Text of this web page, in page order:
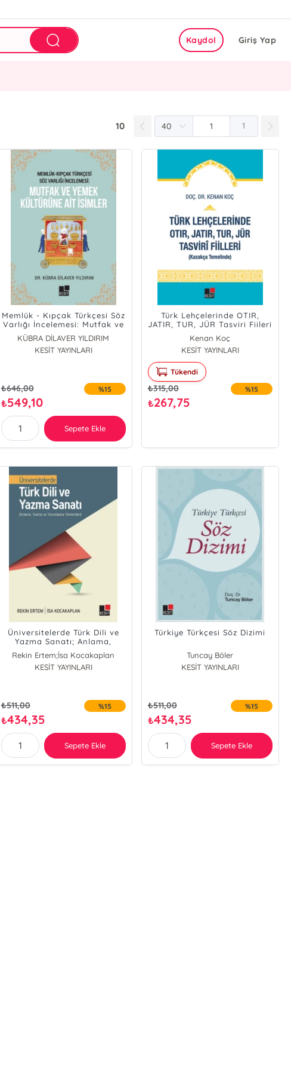
Giriş Yap
Kaydol
10 1
Memlük - Kıpçak Türkçesi Söz
Varlığı İncelemesi: Mutfak ve
Yemek Kültürüne Ait İsimler
KÜBRA DİLAVER YILDIRIM
KESİT YAYINLARI
₺646,00
₺549,10
%15
Sepete Ekle
Türk Lehçelerinde OTIR,
JATIR, TUR, JÜR Tasviri Fiileri
Kenan Koç
KESİT YAYINLARI
Tükendi
₺315,00
₺267,75
%15
Üniversitelerde Türk Dili ve
Yazma Sanatı; Anlama,
Yazma ve Yorumlama
Yöntemleri
Rekin Ertem;İsa Kocakaplan
KESİT YAYINLARI
₺511,00
₺434,35
%15
Sepete Ekle
Türkiye Türkçesi Söz Dizimi
Tuncay Böler
KESİT YAYINLARI
₺511,00
₺434,35
%15
Sepete Ekle